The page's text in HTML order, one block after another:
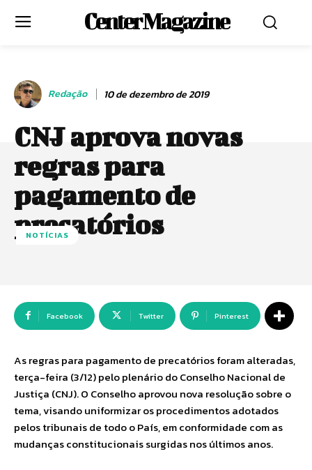
Center Magazine
Redação 10 de dezembro de 2019
CNJ aprova novas
regras para
pagamento de
precatórios
NOTÍCIAS
Facebook Twitter Pinterest
As regras para pagamento de precatórios foram alteradas,
terça-feira (3/12) pelo plenário do Conselho Nacional de
Justiça (CNJ). O Conselho aprovou nova resolução sobre o
tema, visando uniformizar os procedimentos adotados
pelos tribunais de todo o País, em conformidade com as
mudanças constitucionais surgidas nos últimos anos.